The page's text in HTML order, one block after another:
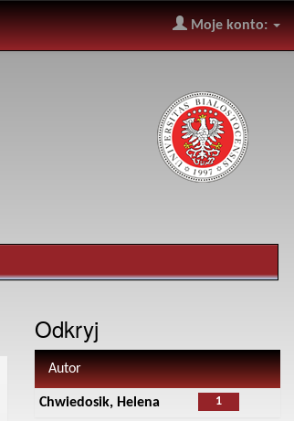
Moje konto:
Odkryj
Autor
1
Chwiedosik, Helena